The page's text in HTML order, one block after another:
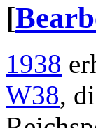
[
1938
W38,